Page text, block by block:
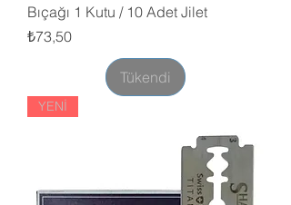
Bıçağı 1 Kutu / 10 Adet Jilet
Fiyat
₺73,50
Tükendi
YENİ